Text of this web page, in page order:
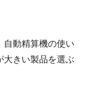
自動精算機の使い
大きい製品を選ぶ